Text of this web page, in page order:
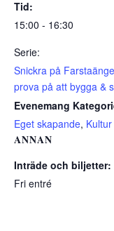
Tid:
15:00 - 16:30
Serie:
Snickra på
prova på att bygga &
Evenemang
Eget skapande, Kultur
ANNAN
Inträde och biljetter:
Fri entré